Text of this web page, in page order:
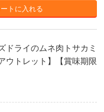
トに入れる
ドライのムネ肉トサカミ
ウトレット】【賞味期限